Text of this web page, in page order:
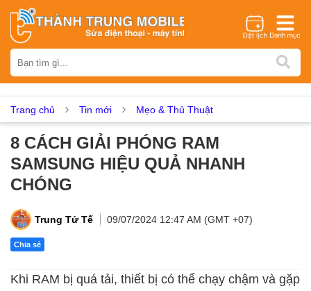
iPhone Samsung Oppo Xiaomi Realme Vivo
Asus Sony Vertu LG Tecno
Dịch vụ sửa chữa
Thay màn hình Thay pin
Thay mic Thay rung Thay main Unlock - Mở Khoá
Trang chủ Tin mới Mẹo & Thủ Thuật
8 CÁCH GIẢI PHÓNG RAM
SAMSUNG HIỆU QUẢ NHANH
CHÓNG
Trung Tử Tế 09/07/2024 12:47 AM (GMT +07)
Chia sẻ
Khi RAM bị quá tải, thiết bị có thể chạy chậm và gặp